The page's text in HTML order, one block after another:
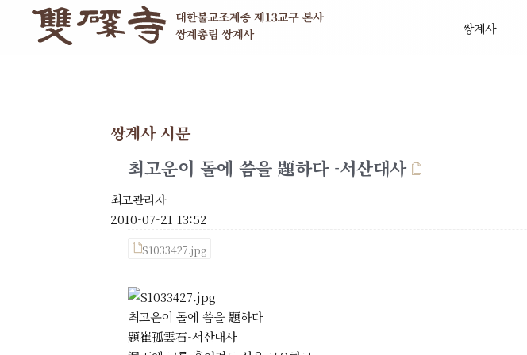
쌍계사
쌍계사 시문
최고운이 돌에 씀을 題하다 -서산대사
최고관리자
2010-07-21 13:52
S1033427.jpg
최고운이 돌에 씀을 題하다
題崔孤雲石-서산대사